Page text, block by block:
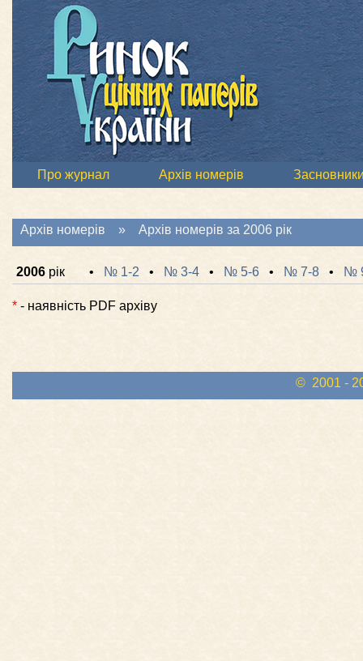
Про журнал Архів номерів
Архів номерів » Архів номерів за 2006 рік
2006 рік • № 1-2 • № 3-4 • № 5-6 • № 7-8 • №
* - наявність PDF архіву
© 2001 -